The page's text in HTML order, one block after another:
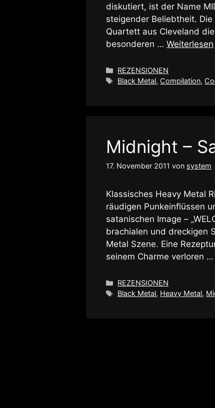
diskutiert, ist der Name
steigender Beliebtheit.
Quartett aus Cleveland
besonderen … Weiterlesen
Kategorien
REZENSIONEN
Schlagwörter
Black Metal, Compilation,
Midnight –
17. November 2011 von system
Klassisches Heavy Metal
räudigen Punkeinflüssen
satanischen Image –
brachialen und dreckigen
Metal Szene. Eine
seinem Charme verloren …
Kategorien
REZENSIONEN
Schlagwörter
Black Metal, Heavy Metal,